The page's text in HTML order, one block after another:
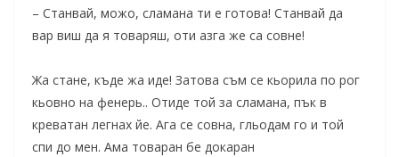
– Станвай, можо, сламана ти е готова! Станвай да
вар виш да я товаряш, оти азга же са совне!
Жа стане, къде жа иде! Затова съм се кьорила по рог
кьовно на фенерь.. Отиде той за сламана, пък в
креватан легнах йе. Ага се совна, гльодам го и той
спи до мен. Ама товаран бе докаран